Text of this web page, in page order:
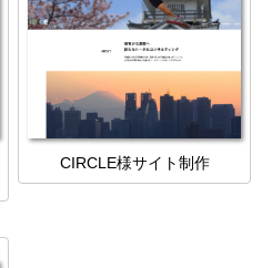
CIRCLE様サイト制作